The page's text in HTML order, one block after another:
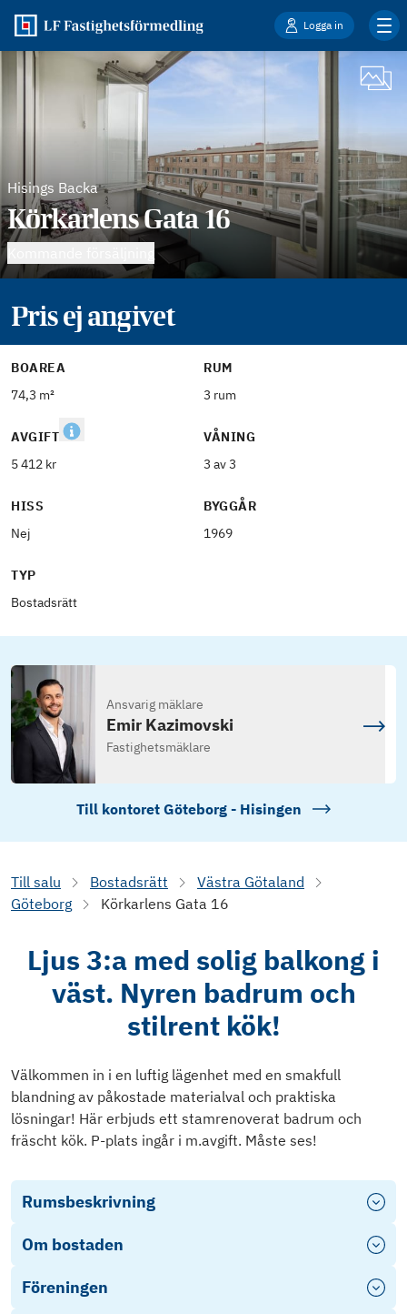
Logga in
Hisings Backa
Körkarlens Gata 16
Pris ej angivet
BOAREA
74,3 m²
RUM
3 rum
AVGIFT
5 412 kr
VÅNING
3 av 3
HISS
Nej
BYGGÅR
1969
TYP
Bostadsrätt
Ansvarig mäklare
Emir Kazimovski
Fastighetsmäklare
Till kontoret Göteborg - Hisingen
Till salu Bostadsrätt
Västra Götaland
Göteborg
Körkarlens Gata 16
Ljus 3:a med solig balkong i
väst. Nyren badrum och
stilrent kök!
Välkommen in i en luftig lägenhet med en smakfull
blandning av påkostade materialval och praktiska
lösningar! Här erbjuds ett stamrenoverat badrum och
fräscht kök. P-plats ingår i m.avgift. Måste ses!
Rumsbeskrivning
Om bostaden
Föreningen